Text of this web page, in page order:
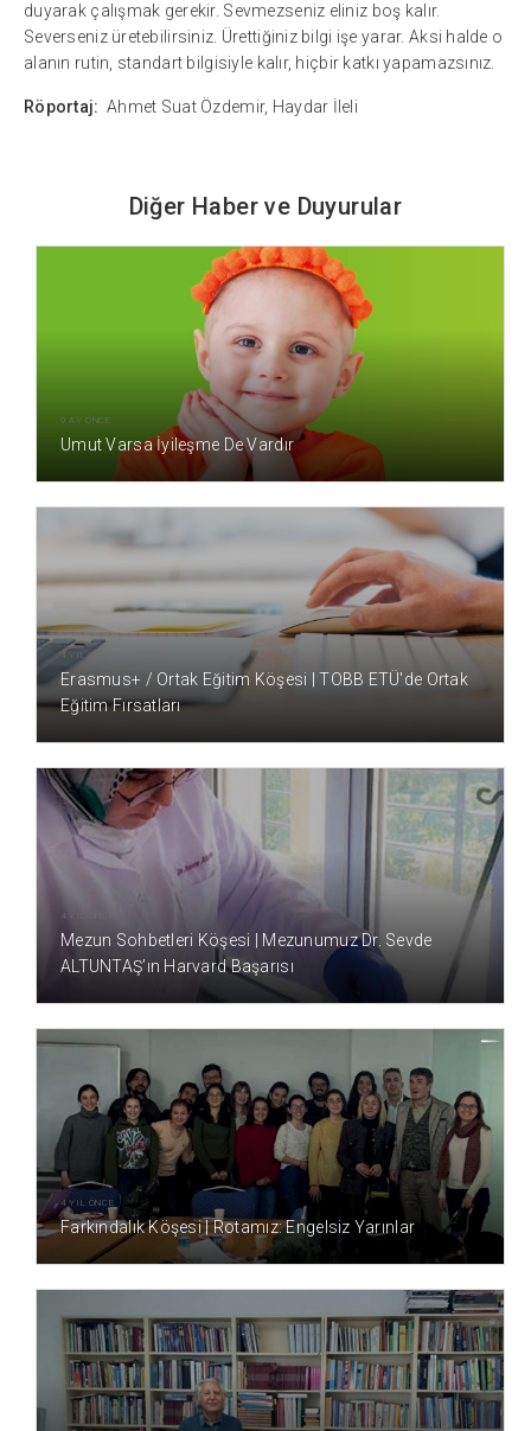
duyarak çalışmak gerekir. Sevmezseniz eliniz boş kalır.
Severseniz üretebilirsiniz. Ürettiğiniz bilgi işe yarar. Aksi halde o
alanın rutin, standart bilgisiyle kalır, hiçbir katkı yapamazsınız.
Röportaj: Ahmet Suat Özdemir, Haydar İleli
Diğer Haber ve Duyurular
9 AY ÖNCE
Umut Varsa İyileşme De Vardır
4 YIL ÖNCE
Erasmus+ / Ortak Eğitim Köşesi | TOBB ETÜ'de Ortak
Eğitim Fırsatları
4 YIL ÖNCE
Mezun Sohbetleri Köşesi | Mezunumuz Dr. Sevde
ALTUNTAŞ’ın Harvard Başarısı
4 YIL ÖNCE
Farkındalık Köşesi | Rotamız: Engelsiz Yarınlar